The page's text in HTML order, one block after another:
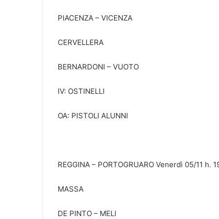
PIACENZA – VICENZA
CERVELLERA
BERNARDONI – VUOTO
IV: OSTINELLI
OA: PISTOLI ALUNNI
REGGINA – PORTOGRUARO Venerdì 05/11 h.
MASSA
DE PINTO – MELI